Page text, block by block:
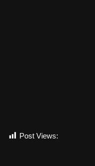
Post Views: